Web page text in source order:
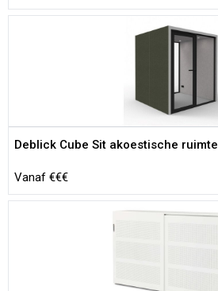
Deblick Cube Sit akoestische ruimte
Vanaf €€€